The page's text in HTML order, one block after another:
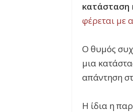
κατάσταση
φέρεται με
Ο θυμός
μια
απάντηση
Η ίδια η